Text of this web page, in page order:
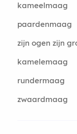
kameelmaag
paardenmaag
zijn ogen zijn
kamelemaag
rundermaag
zwaardmaag